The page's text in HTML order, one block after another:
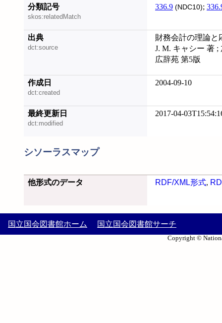
分類記号
skos:relatedMatch
336.9 (NDC10);
出典
dct:source
財務会計の理論と
J. M. キャシー 著
広辞苑 第5版
作成日
dct:created
2004-09-10
最終更新日
dct:modified
2017-04-
シソーラスマップ
他形式のデータ RDF/XML形式,
国立国会図書館ホーム 国立国会図書館サーチ
Copyright ©